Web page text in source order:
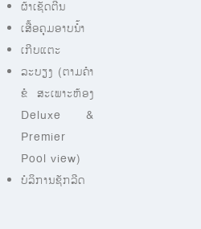
ຜ້າເຊັດຕີນ
ເສື້ອຄຸມອາບນ້ຳ
ເກີບແຕະ
ລະບຽງ (ຕາມຄຳ
ຂໍ ສະເພາະຫ້ອງ
Deluxe &
Premier
Pool view)
ບໍລິການຊັກລີດ